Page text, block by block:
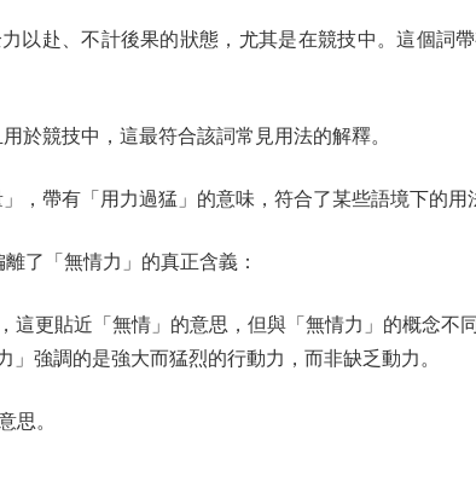
赴、不計後果的狀態，尤其是在競技中。這個詞
競技中，這最符合該詞常見用法的解釋。
帶有「用力過猛」的意味，符合了某些語境下的用
「無情力」的真正含義：
更貼近「無情」的意思，但與「無情力」的概念不
強調的是強大而猛烈的行動力，而非缺乏動力。
思。